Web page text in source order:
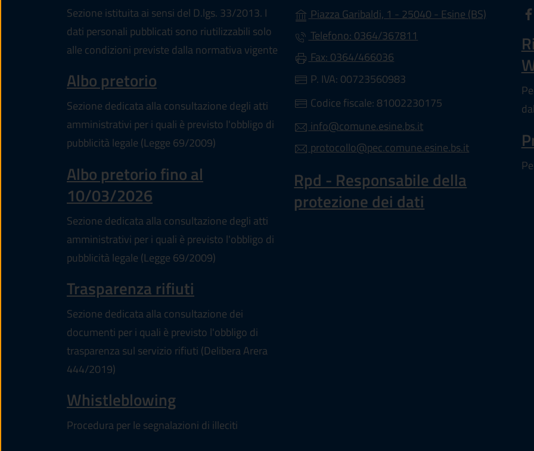
Sezione istituita ai sensi del D.lgs. 33/2013. I
dati personali pubblicati sono riutilizzabili solo
alle condizioni previste dalla normativa vigente
Albo pretorio (apre in un'altra scheda).
Sezione dedicata alla consultazione degli atti
amministrativi per i quali è previsto l'obbligo di
pubblicità legale (Legge 69/2009)
Albo pretorio fino al
10/03/2026
Sezione dedicata alla consultazione degli atti
amministrativi per i quali è previsto l'obbligo di
pubblicità legale (Legge 69/2009)
Trasparenza rifiuti
Sezione dedicata alla consultazione dei
documenti per i quali è previsto l'obbligo di
trasparenza sul servizio rifiuti (Delibera Arera
444/2019)
Whistleblowing
Procedura per le segnalazioni di illeciti
Piazza Garibaldi, 1 - 25040 - Esine (BS) (apre in
Telefono: 0364/367811
Fax: 0364/466036
P. IVA: 00723560983
Codice fiscale: 81002230175
info@comune.esine.bs.it
protocollo@pec.comune.esine.bs.it
Rpd - Responsabile della
protezione dei dati